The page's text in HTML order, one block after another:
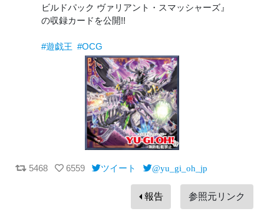
ビルドパック ヴァリアント・スマッシャーズ』
の収録カードを公開!!
#遊戯王 #OCG
5468 6559 ツイート @yu_gi_oh_jp
報告 参照元リンク